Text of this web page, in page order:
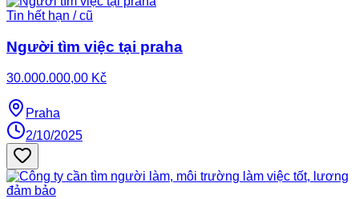
Tin hết hạn / cũ
Người tìm việc tại praha
30.000.000,00 Kč
Praha
2/10/2025